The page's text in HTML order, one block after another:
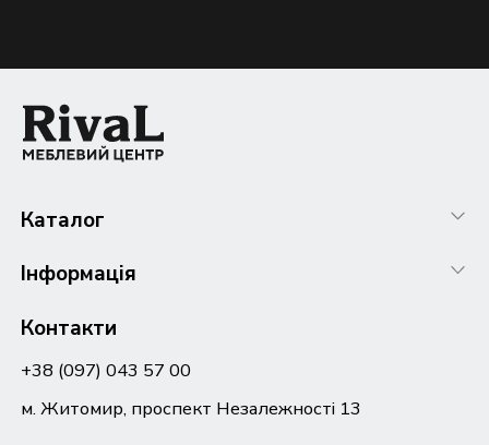
Каталог
Інформація
Контакти
+38 (097) 043 57 00
м. Житомир, проспект Незалежності 13